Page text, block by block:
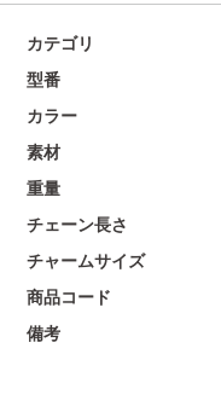
カテゴリ
型番
カラー
素材
重量
チェーン長さ
チャームサイズ
商品コード
備考